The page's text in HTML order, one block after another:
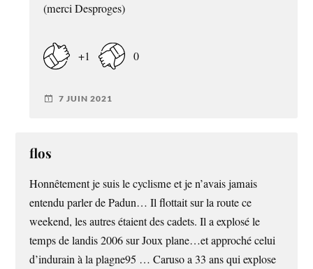
(merci Desproges)
+1 0
7 JUIN 2021
flos
Honnêtement je suis le cyclisme et je n’avais jamais
entendu parler de Padun… Il flottait sur la route ce
weekend, les autres étaient des cadets. Il a explosé le
temps de landis 2006 sur Joux plane…et approché celui
d’indurain à la plagne95 … Caruso a 33 ans qui explose